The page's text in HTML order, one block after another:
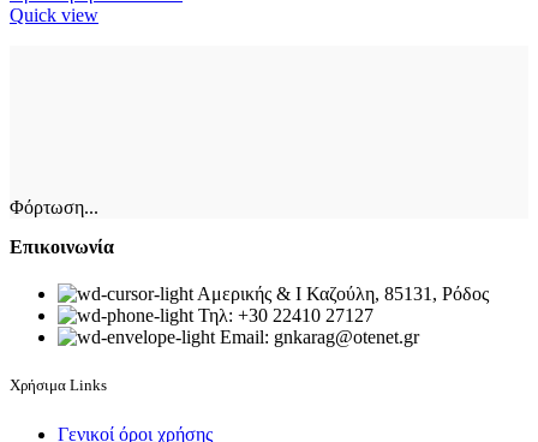
Quick view
Φόρτωση...
Επικοινωνία
Αμερικής & Ι Καζούλη, 85131, Ρόδος
Τηλ: +30 22410 27127
Email: gnkarag@otenet.gr
Χρήσιμα Links
Γενικοί όροι χρήσης